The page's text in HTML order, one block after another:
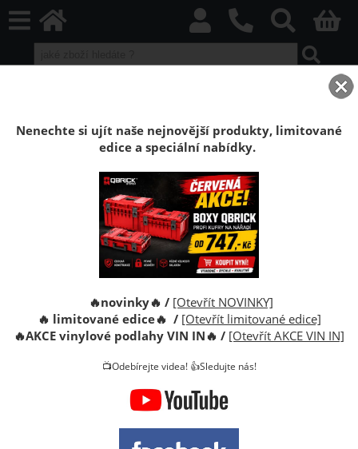
Kufr Qbrick System ONE 350 2.0 Technik RED
Kufr na nářadí Qbrick System ONE 350 2.0
Technik RED Ultra HD Custom
Qbrick System ONE 350 je velký box na nářadí o
objemu 38 litrů
Nenechte si ujít naše nejnovější produkty, limitované
edice a speciální nabídky.
🔥novinky🔥 / [Otevřít NOVINKY]
🔥 limitované edice🔥 / [Otevřít limitované edice]
🔥AKCE vinylové podlahy VIN IN🔥 / [Otevřít AKCE VIN IN]
📺Odebírejte videa! 👍Sledujte nás!